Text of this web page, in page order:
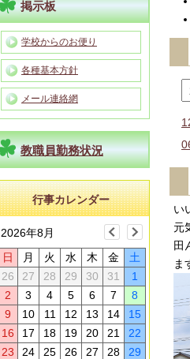
掲示板
学校からのお便り
各種基本方針
メール連絡網
教職員勤務状況
行事カレンダー
2026年8月
日 月 火 水 木 金
土
26
27 28 29 30 31
1
2
3 4 5 6 7
8
9
10 11 12 13 14
15
16
17 18 19 20 21
22
23
24 25 26 27 28
29
い
元
田
ま